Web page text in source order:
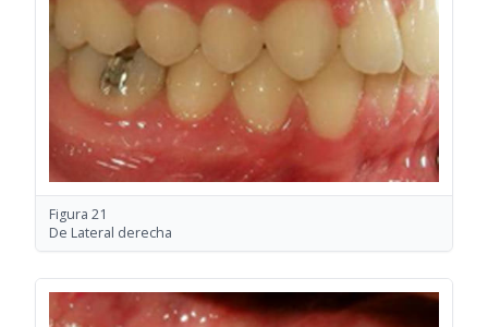
Figura 21
De Lateral derecha